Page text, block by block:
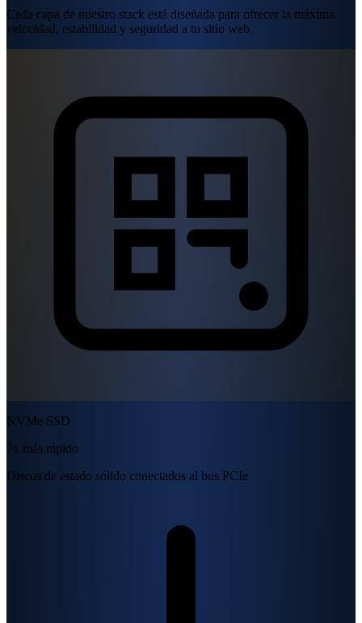
Cada capa de nuestro stack está diseñada para ofrecer la máxima
velocidad, estabilidad y seguridad a tu sitio web.
NVMe SSD
7x más rápido
Discos de estado sólido conectados al bus PCIe